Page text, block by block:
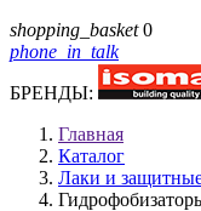
shopping_basket 0
phone_in_talk
БРЕНДЫ:
Главная
Каталог
Лаки и